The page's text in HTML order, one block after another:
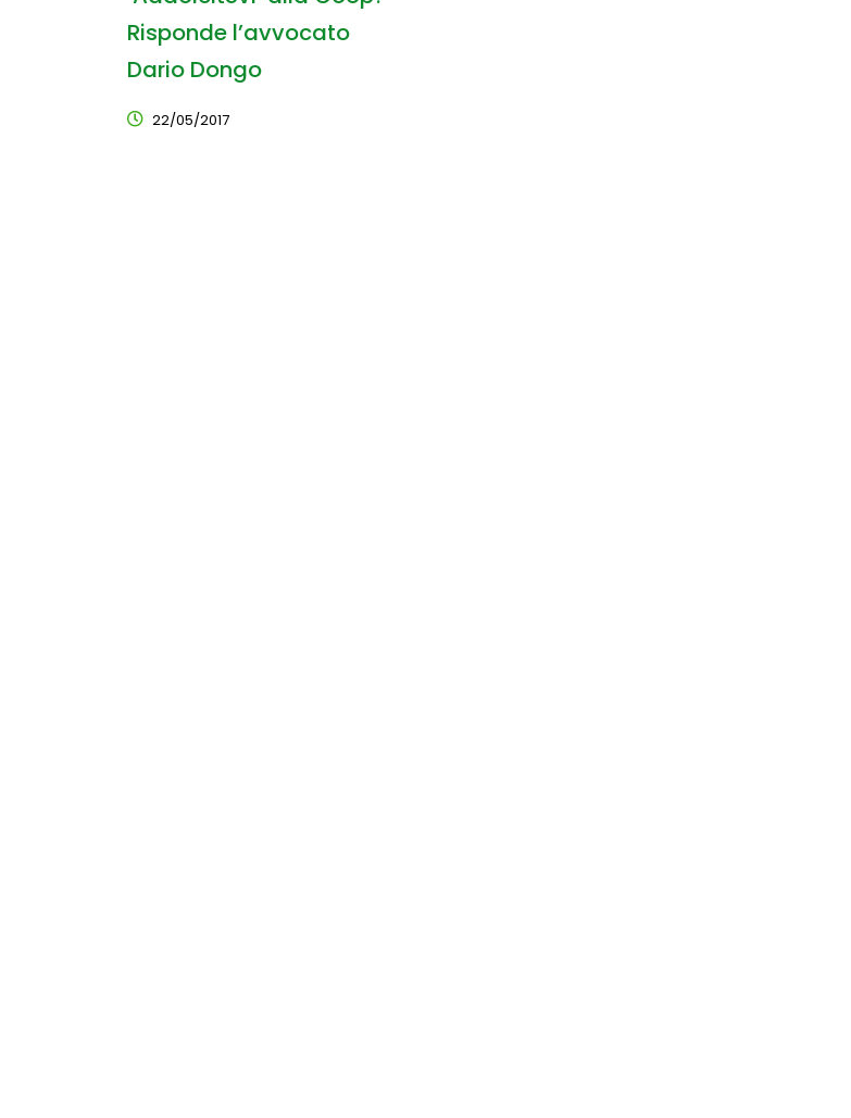
Risponde l’avvocato
Dario Dongo
22/05/2017